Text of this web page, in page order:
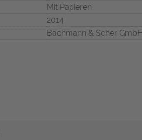
Mit Papieren
2014
Bachmann & Scher GmbH